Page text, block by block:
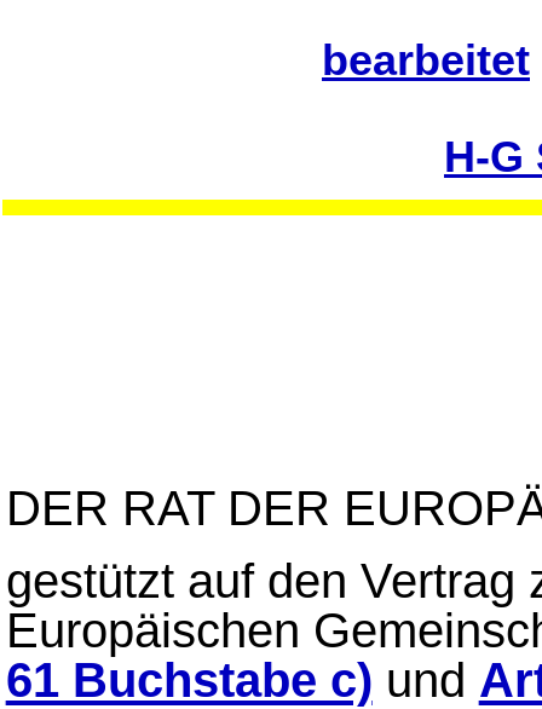
bearbeitet
H-G
DER RAT DER
gestützt auf den Vertrag
Europäischen
61 Buchstabe c) und